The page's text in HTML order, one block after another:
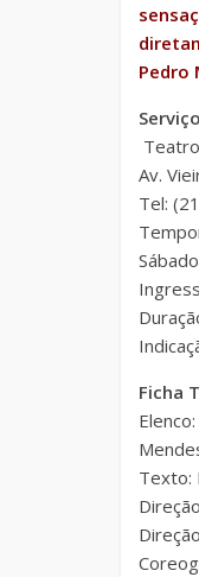
Pedro
Av.
Tel:
Ficha
Texto: